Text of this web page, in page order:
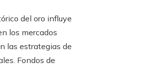
del oro influye
los mercados
las estrategias de
Fondos de